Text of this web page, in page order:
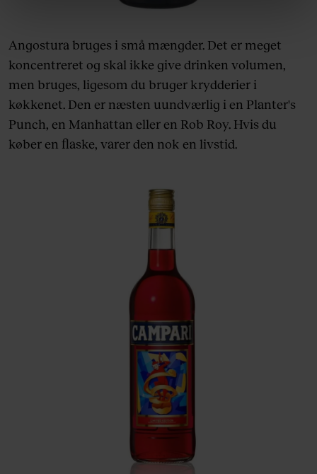
hermed i både vores privatlivspolitikogcookiepolitik
Angostura bruges i små mængder. Det er meget
koncentreret og skal ikke give drinken volumen,
men bruges, ligesom du bruger krydderier i
køkkenet. Den er næsten uundværlig i en Planter's
Punch, en Manhattan eller en Rob Roy. Hvis du
køber en flaske, varer den nok en livstid.